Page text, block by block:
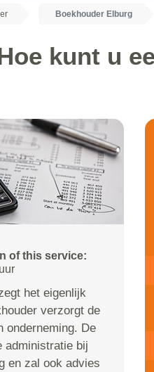
Boekhouder Elburg
kunt u
of this service:
het eigenlijk
verzorgt de
onderneming. De
administratie bij
en zal ook advies